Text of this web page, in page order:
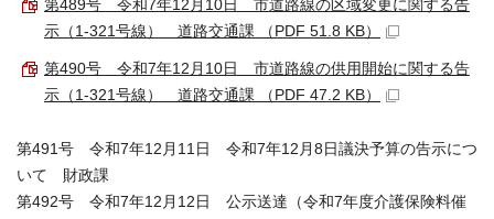
第489号 令和7年12月10日 市道路線の区域変更に関する告
示（1-321号線） 道路交通課 （PDF 51.8 KB）
第490号 令和7年12月10日 市道路線の供用開始に関する告
示（1-321号線） 道路交通課 （PDF 47.2 KB）
第491号 令和7年12月11日 令和7年12月8日議決予算の告示につ
いて 財政課
第492号 令和7年12月12日 公示送達（令和7年度介護保険料催